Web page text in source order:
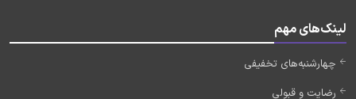
لینک‌های مهم
چهارشنبه‌های تخفیفی
رضایت و قبولی